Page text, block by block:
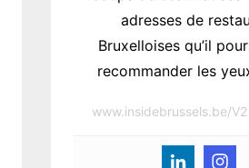
adresses de
Bruxelloises qu’il
recommander les
www.insidebrussels.be/V2